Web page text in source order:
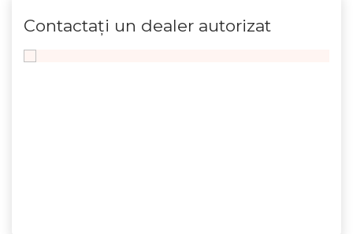
Contactaţi un dealer autorizat